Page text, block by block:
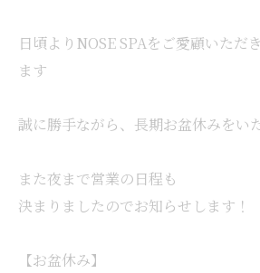
日頃よりNOSE SPAをご愛顧いただ
ます
誠に勝手ながら、長期お盆休みをい
また夜まで営業の日程も
決まりましたのでお知らせします！
【お盆休み】